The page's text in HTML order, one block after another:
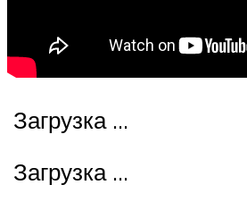
Загрузка …
Загрузка …